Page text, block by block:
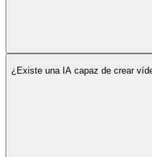
¿Existe una IA capaz de crear